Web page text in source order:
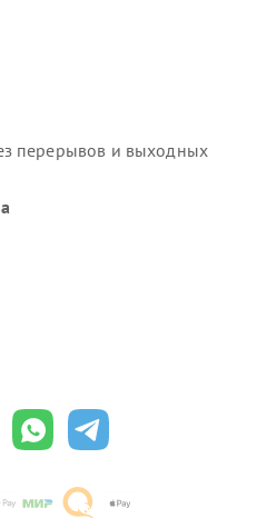
перерывов и выходных